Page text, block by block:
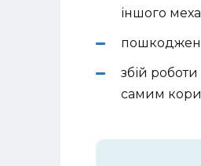
іншого
збій
самим